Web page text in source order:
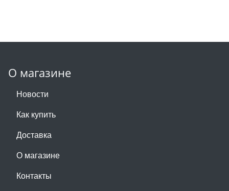
О магазине
Новости
Как купить
Доставка
О магазине
Контакты